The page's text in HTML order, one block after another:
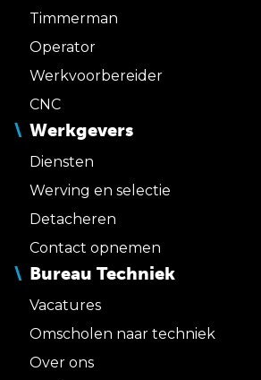
Timmerman
Operator
Werkvoorbereider
CNC
Werkgevers
Diensten
Werving en selectie
Detacheren
Contact opnemen
Bureau Techniek
Vacatures
Omscholen naar techniek
Over ons